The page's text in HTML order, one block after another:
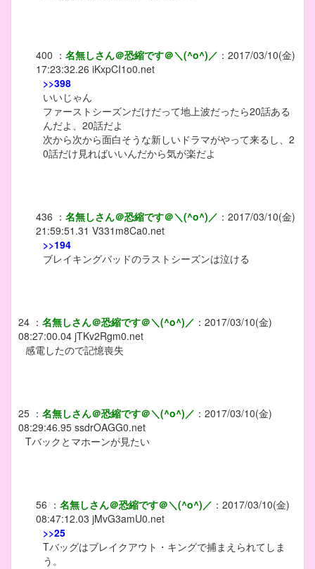
400 ： 名無しさん＠恐縮です＠＼(^o^)／ ： 2017/03/10(金)
17:23:32.26 iKxpCI1o0.net
>>398
いいじゃん
ファーストシーズンだけだって地上波だったら20話ある
んだよ、20話だよ
次から次から面白そうな新しいドラマがやって来るし、2
0話だけ見ればいいんだから気が楽だよ
436 ： 名無しさん＠恐縮です＠＼(^o^)／ ： 2017/03/10(金)
21:59:51.31 V331m8Ca0.net
>>194
ブレイキングバッドのラストシーズンは泣ける
24 ： 名無しさん＠恐縮です＠＼(^o^)／ ： 2017/03/10(金)
08:27:00.04 jTKv2Rgm0.net
感電したので記憶喪失
25 ： 名無しさん＠恐縮です＠＼(^o^)／ ： 2017/03/10(金)
08:29:46.95 ssdrOAGG0.net
Tバックとマホーンが見たい
56 ： 名無しさん＠恐縮です＠＼(^o^)／ ： 2017/03/10(金)
08:47:12.03 jMvG3amU0.net
>>25
Tバッグはブレイクアウト・キングで捕まえられてしま
う。